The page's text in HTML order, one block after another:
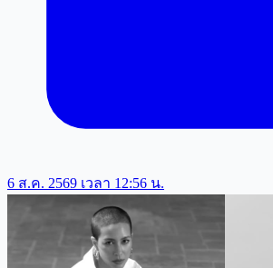
6 ส.ค. 2569 เวลา 12:56 น.